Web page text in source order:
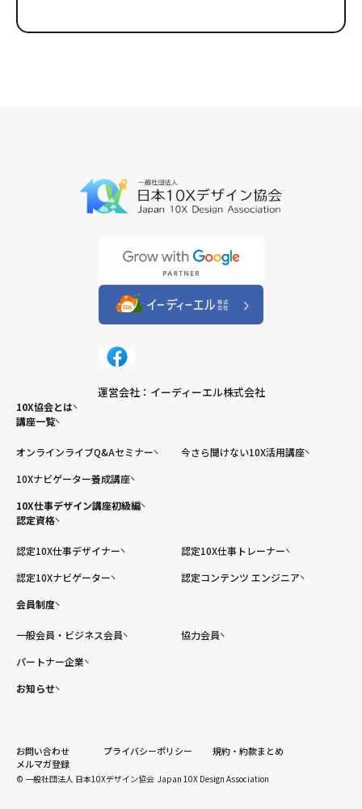
運営会社：イーディーエル株式会社
10X協会とは
講座一覧
オンラインライブQ&Aセミナー
今さら聞けない10X活用講座
10Xナビゲーター養成講座
10X仕事デザイン講座初級編
認定資格
認定10X仕事デザイナー
認定10X仕事トレーナー
認定10Xナビゲーター
認定コンテンツ エンジニア
会員制度
一般会員・ビジネス会員
協力会員
パートナー企業
お知らせ
© 一般社団法人 日本10Xデザイン協会 Japan 10X Design Association
お問い合わせ プライバシーポリシー
規約・約款まとめ
メルマガ登録